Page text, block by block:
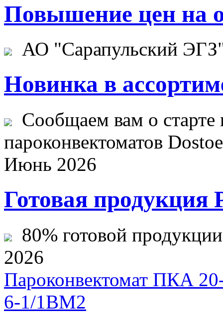
Повышение цен на
АО "Сарапульский
Новинка в
Сообщаем вам о старте
пароконвектоматов
Июнь 2026
Готовая продукция
80% готовой
2026
Пароконвектомат ПКА
6-1/1ВМ2